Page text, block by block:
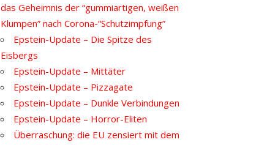
das Geheimnis der “gummiartigen, weißen
Klumpen” nach Corona-“Schutzimpfung”
Epstein-Update – Die Spitze des
Eisbergs
Epstein-Update – Mittäter
Epstein-Update – Pizzagate
Epstein-Update – Dunkle Verbindungen
Epstein-Update – Horror-Eliten
Überraschung: die EU zensiert mit dem